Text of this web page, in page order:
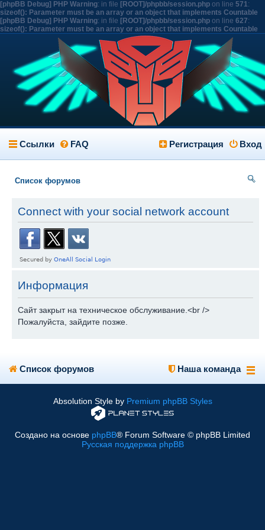
[phpBB Debug] PHP Warning: in file [ROOT]/phpbb/session.php on line 571:
sizeof(): Parameter must be an array or an object that implements Countable
[phpBB Debug] PHP Warning: in file [ROOT]/phpbb/session.php on line 627:
sizeof(): Parameter must be an array or an object that implements Countable
Ссылки FAQ Вход
Регистрация
Список форумов
Connect with your social network account
Информация
Сайт закрыт на техническое обслуживание.<br />
Пожалуйста, зайдите позже.
Список форумов Наша команда
Absolution Style by Premium phpBB Styles
Создано на основе phpBB® Forum Software © phpBB Limited
Русская поддержка phpBB